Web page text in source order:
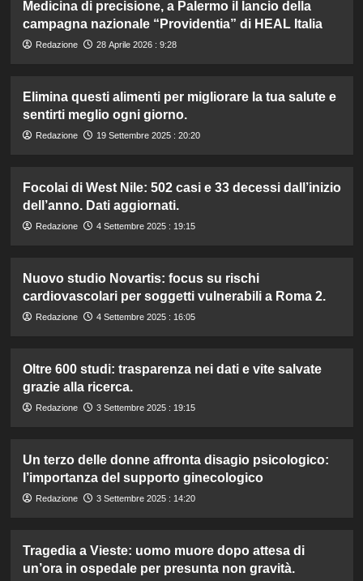
Medicina di precisione, a Palermo il lancio della
campagna nazionale “Providentia” di HEAL Italia
Redazione 28 Aprile 2026 : 9:28
Elimina questi alimenti per migliorare la tua salute e
sentirti meglio ogni giorno.
Redazione 19 Settembre 2025 : 20:20
Focolai di West Nile: 502 casi e 33 decessi dall’inizio
dell’anno. Dati aggiornati.
Redazione 4 Settembre 2025 : 19:15
Nuovo studio Novartis: focus su rischi
cardiovascolari per soggetti vulnerabili a Roma 2.
Redazione 4 Settembre 2025 : 16:05
Oltre 600 studi: trasparenza nei dati e vite salvate
grazie alla ricerca.
Redazione 3 Settembre 2025 : 19:15
Un terzo delle donne affronta disagio psicologico:
l’importanza del supporto ginecologico
Redazione 3 Settembre 2025 : 14:20
Tragedia a Vieste: uomo muore dopo attesa di
un’ora in ospedale per presunta non gravità.